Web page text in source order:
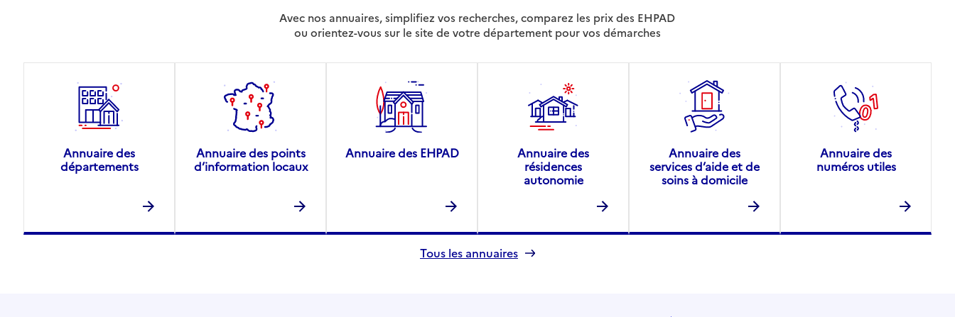
Avec nos annuaires, simplifiez vos recherches, comparez les prix des EHPAD
ou orientez-vous sur le site de votre département pour vos démarches
Annuaire des
départements
Annuaire des points
d’information locaux
Annuaire des EHPAD
Annuaire des
résidences
autonomie
Annuaire des
services d’aide et de
soins à domicile
Annuaire des
numéros utiles
Tous les annuaires